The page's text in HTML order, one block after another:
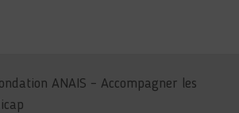
ANAIS – Accompagner les